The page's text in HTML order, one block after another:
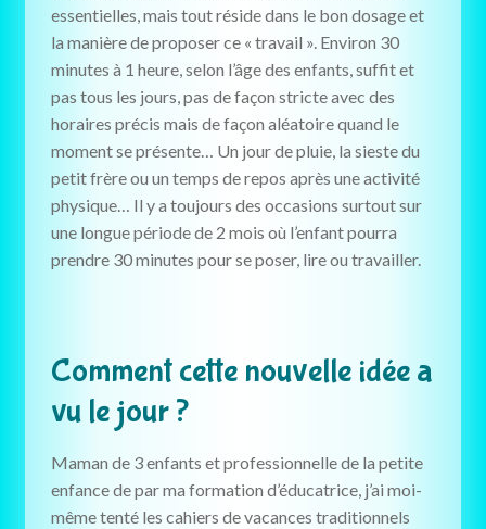
essentielles, mais tout réside dans le bon dosage et
la manière de proposer ce « travail ». Environ 30
minutes à 1 heure, selon l’âge des enfants, suffit et
pas tous les jours, pas de façon stricte avec des
horaires précis mais de façon aléatoire quand le
moment se présente… Un jour de pluie, la sieste du
petit frère ou un temps de repos après une activité
physique… Il y a toujours des occasions surtout sur
une longue période de 2 mois où l’enfant pourra
prendre 30 minutes pour se poser, lire ou travailler.
Comment cette nouvelle idée a
vu le jour ?
Maman de 3 enfants et professionnelle de la petite
enfance de par ma formation d’éducatrice, j’ai moi-
même tenté les cahiers de vacances traditionnels